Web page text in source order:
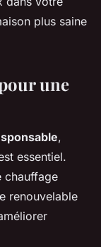
plus saine
une
,
essentiel.
chauffage
renouvelable